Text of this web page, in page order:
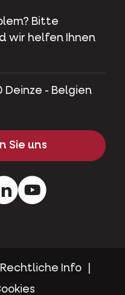
Bitte
wir helfen Ihnen
- Belgien
Sie uns
LinkedInYoutube
Rechtliche Info